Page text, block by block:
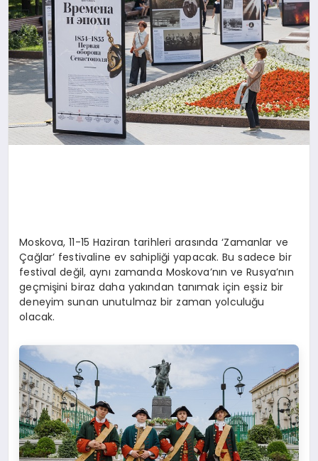
Moskova, 11-15 Haziran tarihleri arasında ‘Zamanlar ve
Çağlar’ festivaline ev sahipliği yapacak. Bu sadece bir
festival değil, aynı zamanda Moskova’nın ve Rusya’nın
geçmişini biraz daha yakından tanımak için eşsiz bir
deneyim sunan unutulmaz bir zaman yolculuğu
olacak.